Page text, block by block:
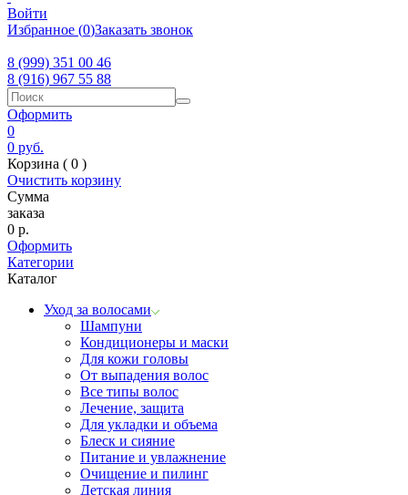
Войти
Избранное (0)Заказать звонок
8 (999) 351 00 46
8 (916) 967 55 88
Оформить
0
0 руб.
Корзина ( 0 )
Очистить корзину
Сумма
заказа
0 р.
Оформить
Категории
Каталог
Уход за волосами
Шампуни
Кондиционеры и маски
Для кожи головы
От выпадения волос
Все типы волос
Лечение, защита
Для укладки и объема
Блеск и сияние
Питание и увлажнение
Очищение и пилинг
Детская линия